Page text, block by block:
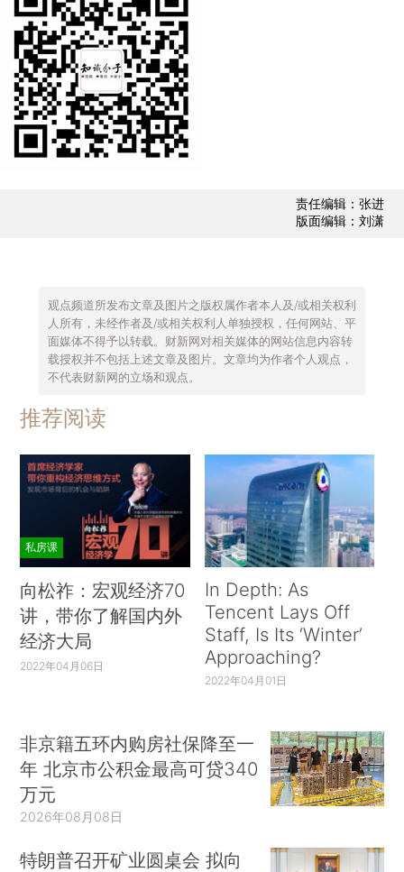
“这工资什么水平？大概是第二名接近两倍，一
般水平的四五倍。而且听说（北生所）吃饭才一块
钱……”对不了解学术界的朋友，浙大教授继续解释
道。
武汉理工大学某青年教师留言：赶上月收入。
上海交大李教授闻言评论：比上班强啊。
人过的日子。
一位去年从中科院遗传所硕士毕业、现在某著
名药企工作的女生：“我要去读博……［哭脸］”“工
作一点都不比读研轻松”。
更有中科院上海神经科学研究所同学自曝“博士
3年级，应该4100吧”。
而2016国家最高科技奖得主单位中科院物理所
一位研究人员称：普遍比物理所低2000。
中科院生物物理所一位研究员先后留言：“尊重
人才”“其实国家就不应该限制经费的使用方式，这
样很多PI就会给学生涨工资了”。
其实，研究生的补贴问题并非第一次引起这样
早在2007、2008年，王小凡、施一公、饶毅
等知名华人科学家就注意到研究生们普遍明显偏低
的待遇，并就此致信时任国务院总理温家宝，还征
责任编辑：张进
版面编辑：刘潇
观点频道所发布文章及图片之版权属作者本人及/或相关权利
人所有，未经作者及/或相关权利人单独授权，任何网站、平
面媒体不得予以转载。财新网对相关媒体的网站信息内容转
载授权并不包括上述文章及图片。文章均为作者个人观点，
不代表财新网的立场和观点。
推荐阅读
私房课
向松祚：宏观经济70
讲，带你了解国内外
经济大局
2022年04月06日
In Depth: As
Tencent Lays Off
Staff, Is Its ‘Winter’
Approaching?
2022年04月01日
非京籍五环内购房社保降至一
年 北京市公积金最高可贷340
万元
2026年08月08日
特朗普召开矿业圆桌会 拟向